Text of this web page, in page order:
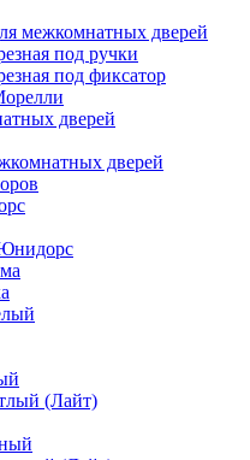
межкомнатных дверей
под ручки
под фиксатор
дверей
дверей
(Лайт)